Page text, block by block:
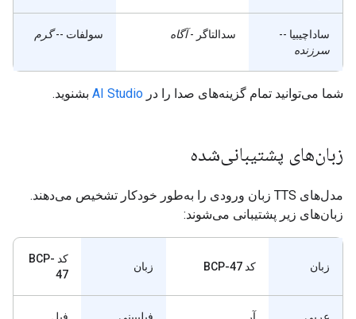
ساداچیبیا --
سرزنده
سدالتاگر -آگاه سولفات --گرم
شما می‌توانید تمام گزینه‌های صدا را در AI Studio بشنوید.
زبان‌های پشتیبانی‌شده
مدل‌های TTS زبان ورودی را به‌طور خودکار تشخیص می‌دهند.
زبان‌های زیر پشتیبانی می‌شوند:
زبان کد BCP-47 زبان
کد BCP-
47